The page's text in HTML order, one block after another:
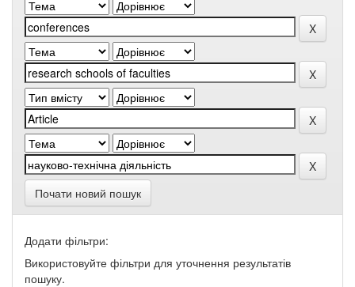
Почати новий пошук
Додати фільтри:
Використовуйте фільтри для уточнення результатів
пошуку.